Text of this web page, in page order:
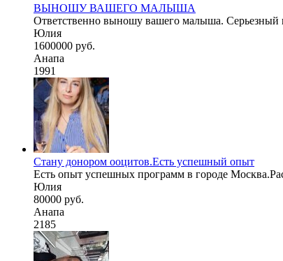
ВЫНОШУ ВАШЕГО МАЛЫША
Ответственно выношу вашего малыша. Серьезный
Юлия
1600000 руб.
Анапа
1991
Стану донором ооцитов.Есть успешный опыт
Есть опыт успешных программ в городе
Юлия
80000 руб.
Анапа
2185